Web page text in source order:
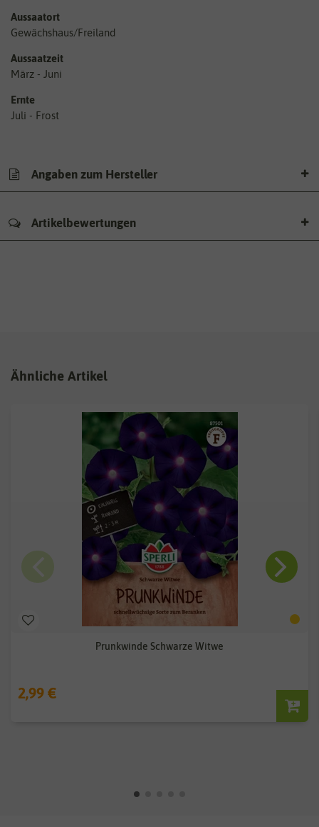
Aussaatort
Gewächshaus/Freiland
Aussaatzeit
März - Juni
Ernte
Juli - Frost
Angaben zum Hersteller
Artikelbewertungen
Ähnliche Artikel
Prunkwinde Schwarze Witwe
2,99 €